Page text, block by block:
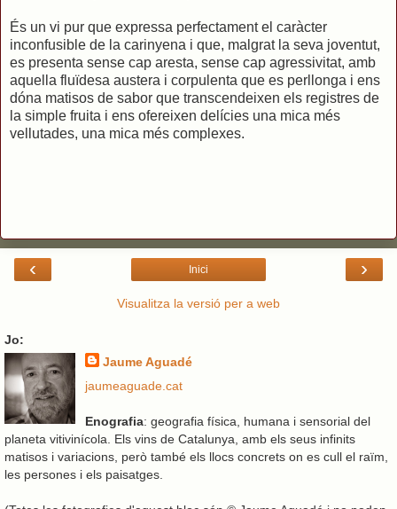
És un vi pur que expressa perfectament el caràcter
inconfusible de la carinyena i que, malgrat la seva joventut,
es presenta sense cap aresta, sense cap agressivitat, amb
aquella fluïdesa austera i corpulenta que es perllonga i ens
dóna matisos de sabor que transcendeixen els registres de
la simple fruita i ens ofereixen delícies una mica més
vellutades, una mica més complexes.
‹ ›
Inici
Visualitza la versió per a web
Jo:
Jaume Aguadé
jaumeaguade.cat
Enografia: geografia física, humana i sensorial del
planeta vitivinícola. Els vins de Catalunya, amb els seus infinits
matisos i variacions, però també els llocs concrets on es cull el raïm,
les persones i els paisatges.